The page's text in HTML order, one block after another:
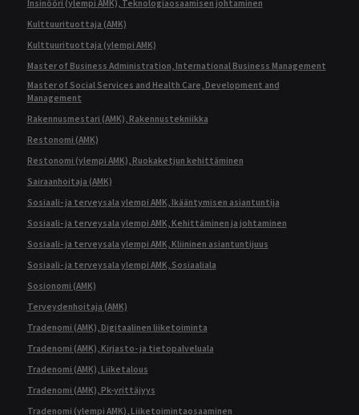
Insinööri (ylempi AMK), Teknologiaosaamisen johtaminen
Kulttuurituottaja (AMK)
Kulttuurituottaja (ylempi AMK)
Master of Business Administration, International Business Management
Master of Social Services and Health Care, Development and
Management
Rakennusmestari (AMK), Rakennustekniikka
Restonomi (AMK)
Restonomi (ylempi AMK), Ruokaketjun kehittäminen
Sairaanhoitaja (AMK)
Sosiaali- ja terveysala ylempi AMK, Ikääntymisen asiantuntija
Sosiaali- ja terveysala ylempi AMK, Kehittäminen ja johtaminen
Sosiaali- ja terveysala ylempi AMK, Kliininen asiantuntijuus
Sosiaali- ja terveysala ylempi AMK, Sosiaaliala
Sosionomi (AMK)
Terveydenhoitaja (AMK)
Tradenomi (AMK), Digitaalinen liiketoiminta
Tradenomi (AMK), Kirjasto- ja tietopalveluala
Tradenomi (AMK), Liiketalous
Tradenomi (AMK), Pk-yrittäjyys
Tradenomi (ylempi AMK), Liiketoimintaosaaminen